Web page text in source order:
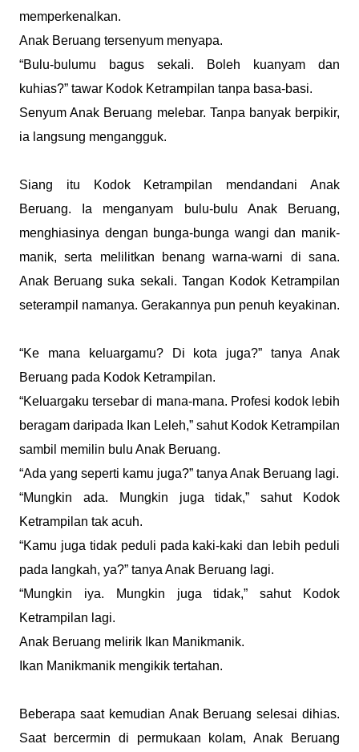
memperkenalkan.
Anak Beruang tersenyum menyapa.
“Bulu-bulumu bagus sekali. Boleh kuanyam dan
kuhias?” tawar Kodok Ketrampilan tanpa basa-basi.
Senyum Anak Beruang melebar. Tanpa banyak berpikir,
ia langsung mengangguk.
Siang itu Kodok Ketrampilan mendandani Anak
Beruang. Ia menganyam bulu-bulu Anak Beruang,
menghiasinya dengan bunga-bunga wangi dan manik-
manik, serta melilitkan benang warna-warni di sana.
Anak Beruang suka sekali. Tangan Kodok Ketrampilan
seterampil namanya. Gerakannya pun penuh keyakinan.
“Ke mana keluargamu? Di kota juga?” tanya Anak
Beruang pada Kodok Ketrampilan.
“Keluargaku tersebar di mana-mana. Profesi kodok lebih
beragam daripada Ikan Leleh,” sahut Kodok Ketrampilan
sambil memilin bulu Anak Beruang.
“Ada yang seperti kamu juga?” tanya Anak Beruang lagi.
“Mungkin ada. Mungkin juga tidak,” sahut Kodok
Ketrampilan tak acuh.
“Kamu juga tidak peduli pada kaki-kaki dan lebih peduli
pada langkah, ya?” tanya Anak Beruang lagi.
“Mungkin iya. Mungkin juga tidak,” sahut Kodok
Ketrampilan lagi.
Anak Beruang melirik Ikan Manikmanik.
Ikan Manikmanik mengikik tertahan.
Beberapa saat kemudian Anak Beruang selesai dihias.
Saat bercermin di permukaan kolam, Anak Beruang